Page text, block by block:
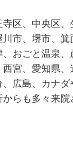
区、中央区
市、堺市、箕
おごと温泉、
宮、愛知県
広島、カナダ
らも多々来院